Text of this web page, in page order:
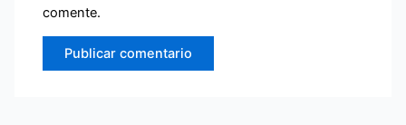
comente.